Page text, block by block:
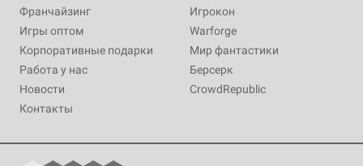
Франчайзинг
Игры оптом
Корпоративные подарки
Работа у нас
Новости
Контакты
Игрокон
Warforge
Мир фантастики
Берсерк
CrowdRepublic